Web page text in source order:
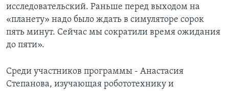
исследовательский. Раньше перед выходом на
«планету» надо было ждать в симуляторе сорок
пять минут. Сейчас мы сократили время ожидания
до пяти».
Среди участников программы - Анастасия
Степанова, изучающая робототехнику и